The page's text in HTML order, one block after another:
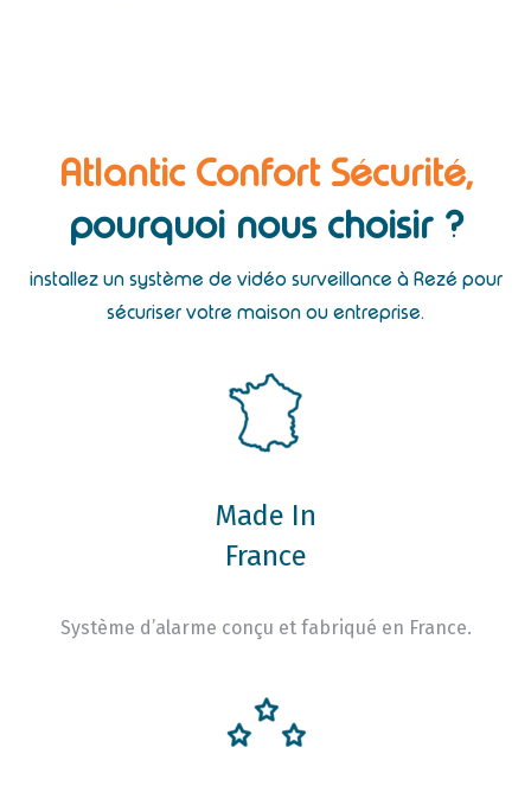
Atlantic Confort Sécurité,
pourquoi nous choisir ?
installez un système de vidéo surveillance à Rezé pour
sécuriser votre maison ou entreprise.
Made In
France
Système d’alarme conçu et fabriqué en France.